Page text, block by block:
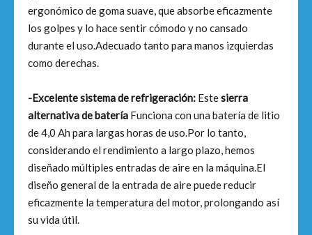
ergonómico de goma suave, que absorbe eficazmente
los golpes y lo hace sentir cómodo y no cansado
durante el uso.Adecuado tanto para manos izquierdas
como derechas.
-Excelente sistema de refrigeración: Estesierra
alternativa de batería Funciona con una batería de litio
de 4,0 Ah para largas horas de uso.Por lo tanto,
considerando el rendimiento a largo plazo, hemos
diseñado múltiples entradas de aire en la máquina.El
diseño general de la entrada de aire puede reducir
eficazmente la temperatura del motor, prolongando así
su vida útil.